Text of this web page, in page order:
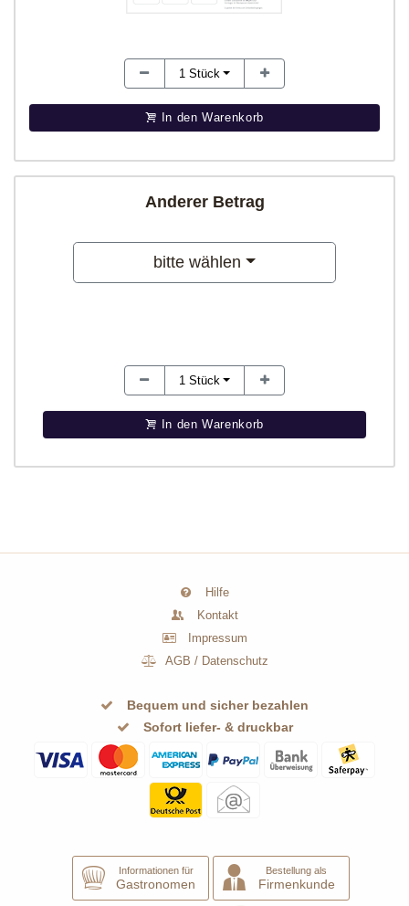
1 Stück
In den Warenkorb
Anderer Betrag
bitte wählen
1 Stück
In den Warenkorb
Hilfe
Kontakt
Impressum
AGB / Datenschutz
Bequem und sicher bezahlen
Sofort liefer- & druckbar
Informationen für
Gastronomen
Bestellung als
Firmenkunde